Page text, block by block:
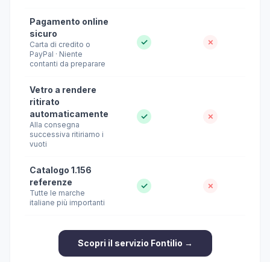
Pagamento online
sicuro
Carta di credito o
PayPal · Niente
contanti da preparare
✓ ✗
Vetro a rendere
ritirato
automaticamente
Alla consegna
successiva ritiriamo i
vuoti
✓ ✗
Catalogo 1.156
referenze
Tutte le marche
italiane più importanti
✓ ✗
Scopri il servizio Fontilio →